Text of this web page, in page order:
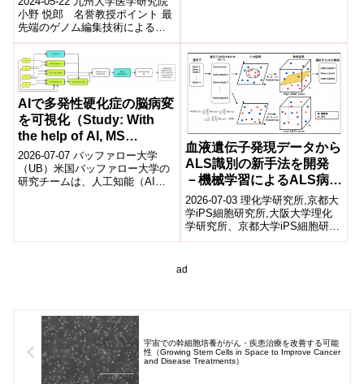
つながる世界初の成果～
小野 悦郎 名誉教授ポイント 最
先端のゲノム編集技術による胚
操作により、デュシェンヌ型筋
ジストロフィー(DMD)の骨格筋...
AIで多発性硬化症の脳病変
を可視化（Study: With
the help of AI, MS
researchers can now see
brain lesions they knew
were there but couldn’t
2026-07-07 バッファロー大学
（UB）米国バッファロー大学の
研究チームは、人工知能（AI）
血液遺伝子発現データから
ALS識別の新手法を開発
－機械学習によるALS病態
分子の発見とiPSモデルで
の検証－
2026-07-03 理化学研究所,京都大
学iPS細胞研究所,大阪大学理化
学研究所、京都大学iPS細胞研究
所、大阪大学などの共同研究グ
ad
宇宙での幹細胞培養ががん・疾患治療を改善する可能
性（Growing Stem Cells in Space to Improve Cancer
and Disease Treatments）